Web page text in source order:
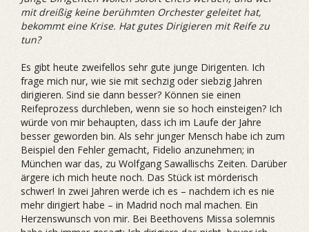
mit dreißig keine berühmten Orchester geleitet hat,
bekommt eine Krise. Hat gutes Dirigieren mit Reife zu
tun?
Es gibt heute zweifellos sehr gute junge Dirigenten. Ich
frage mich nur, wie sie mit sechzig oder siebzig Jahren
dirigieren. Sind sie dann besser? Können sie einen
Reifeprozess durchleben, wenn sie so hoch einsteigen? Ich
würde von mir behaupten, dass ich im Laufe der Jahre
besser geworden bin. Als sehr junger Mensch habe ich zum
Beispiel den Fehler gemacht, Fidelio anzunehmen; in
München war das, zu Wolfgang Sawallischs Zeiten. Darüber
ärgere ich mich heute noch. Das Stück ist mörderisch
schwer! In zwei Jahren werde ich es – nachdem ich es nie
mehr dirigiert habe – in Madrid noch mal machen. Ein
Herzenswunsch von mir. Bei Beethovens Missa solemnis